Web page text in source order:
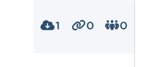
1 0 0